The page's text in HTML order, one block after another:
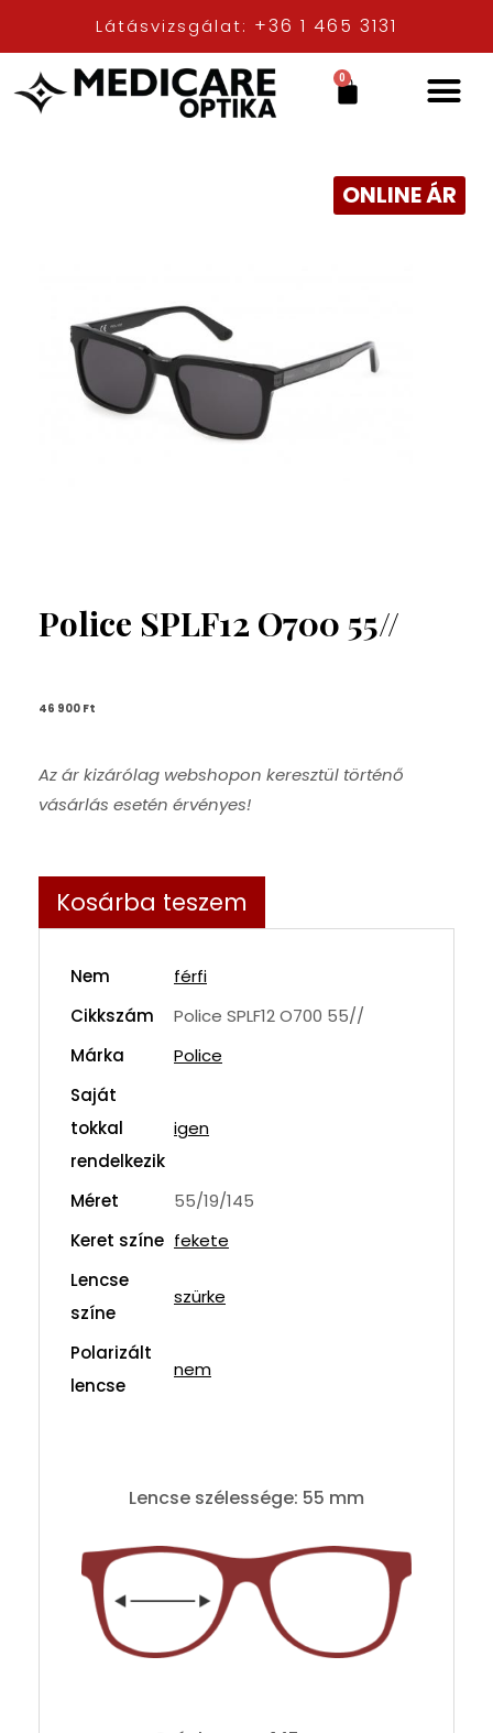
Látásvizsgálat: +36 1 465 3131
0
ONLINE ÁR
Police SPLF12 O700 55//
46 900 Ft
Az ár kizárólag webshopon keresztül történő
vásárlás esetén érvényes!
Kosárba teszem
Nem
férfi
Cikkszám
Police SPLF12 O700 55//
Márka
Police
Saját
tokkal
rendelkezik
igen
Méret
55/19/145
Keret színe fekete
Lencse
színe
szürke
Polarizált
lencse
nem
Lencse szélessége: 55 mm